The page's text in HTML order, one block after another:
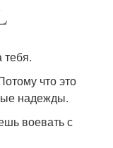
тебя.
что это
надежды.
воевать с